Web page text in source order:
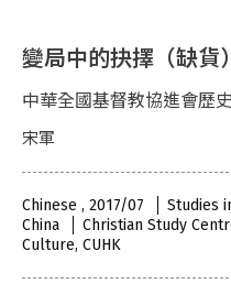
變局中的抉擇（缺貨）
中華全國基督教協進會歷
宋軍
Chinese , 2017/07
Studies
China
Christian Study
Culture, CUHK